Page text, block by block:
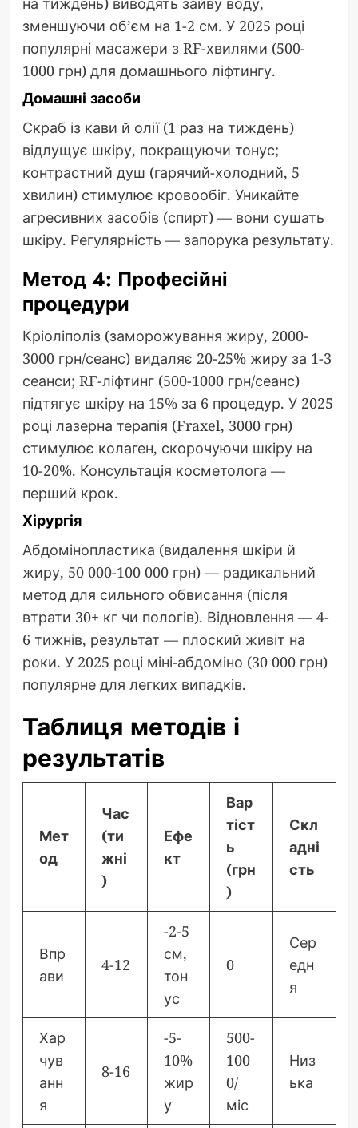
зменшуючи об’єм на 1-2 см. У 2025 році
популярні масажери з RF-хвилями (500-
1000 грн) для домашнього ліфтингу.
Домашні засоби
Скраб із кави й олії (1 раз на тиждень)
відлущує шкіру, покращуючи тонус;
контрастний душ (гарячий-холодний, 5
хвилин) стимулює кровообіг. Уникайте
агресивних засобів (спирт) — вони сушать
шкіру. Регулярність — запорука результату.
Метод 4: Професійні
процедури
Кріоліполіз (заморожування жиру, 2000-
3000 грн/сеанс) видаляє 20-25% жиру за 1-3
сеанси; RF-ліфтинг (500-1000 грн/сеанс)
підтягує шкіру на 15% за 6 процедур. У 2025
році лазерна терапія (Fraxel, 3000 грн)
стимулює колаген, скорочуючи шкіру на
10-20%. Консультація косметолога —
перший крок.
Хірургія
Абдомінопластика (видалення шкіри й
жиру, 50 000-100 000 грн) — радикальний
метод для сильного обвисання (після
втрати 30+ кг чи пологів). Відновлення — 4-
6 тижнів, результат — плоский живіт на
роки. У 2025 році міні-абдоміно (30 000 грн)
популярне для легких випадків.
Таблиця методів і
результатів
Мет
од
Час
(ти
жні
)
Ефе
кт
Вар
тіст
ь
(грн
)
Скл
адні
сть
Впр
ави
4-12
-2-5
см,
тон
ус
0
Сер
едн
я
Хар
чув
анн
я
8-16
-5-
10%
жир
у
500-
100
0/
міс
Низ
ька